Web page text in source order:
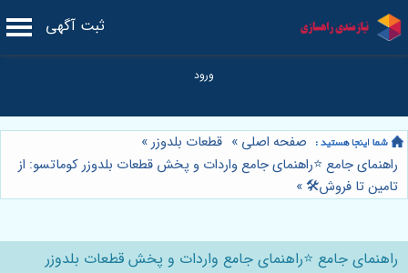
ثبت آگهی
صفحه اصلی » قطعات بلدوزر»
راهنمای جامع ⭐️راهنمای جامع واردات و پخش قطعات بلدوزر کوماتسو: از
تامین تا فروش🛠️»
راهنمای جامع ⭐️راهنمای جامع واردات و پخش قطعات بلدوزر